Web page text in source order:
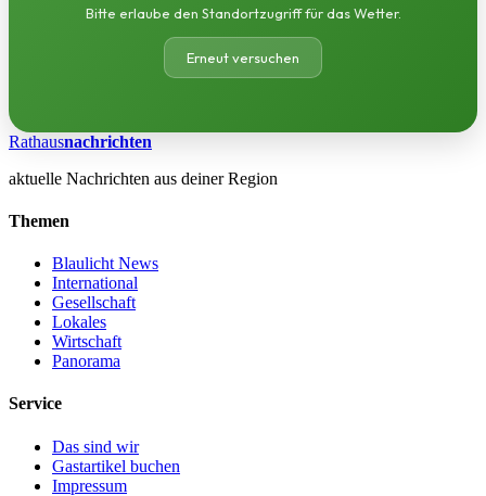
Bitte erlaube den Standortzugriff für das Wetter.
Erneut versuchen
Rathausnachrichten
aktuelle Nachrichten aus deiner Region
Themen
Blaulicht News
International
Gesellschaft
Lokales
Wirtschaft
Panorama
Service
Das sind wir
Gastartikel buchen
Impressum